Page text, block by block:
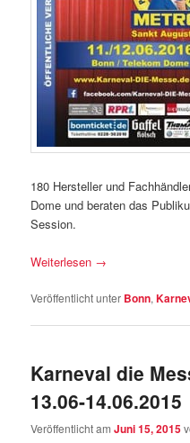
180 Hersteller und
Dome und beraten das
Session.
Weiterlesen →
Veröffentlicht unter Bonn,
Karneval die
13.06-14.06.2015
Veröffentlicht amJuni 15, 2015